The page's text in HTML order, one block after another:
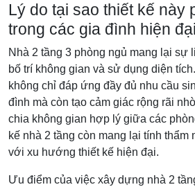
Lý do tại sao thiết kế này
trong các gia đình hiện đại
Nhà 2 tầng 3 phòng ngủ mang lại sự
bố trí không gian và sử dụng diện
không chỉ đáp ứng đầy đủ nhu cầu
đình mà còn tạo cảm giác rộng rãi
chia không gian hợp lý giữa các
kế nhà 2 tầng còn mang lại tính thẩm
với xu hướng thiết kế hiện đại.
Ưu điểm của việc xây dựng nhà 2